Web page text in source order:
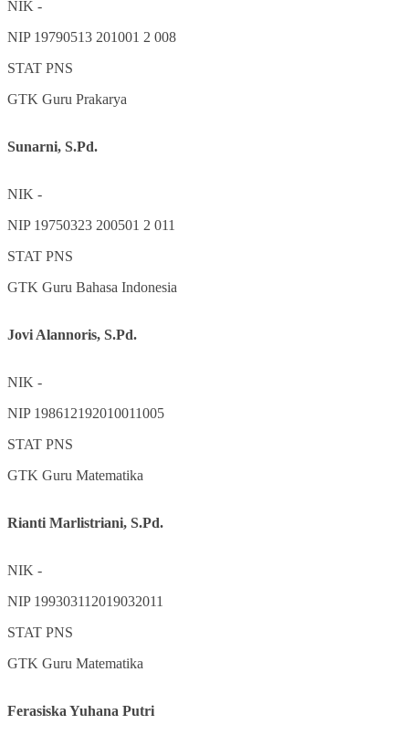
NIK -
NIP 19790513 201001 2 008
STAT PNS
GTK Guru Prakarya
Sunarni, S.Pd.
NIK -
NIP 19750323 200501 2 011
STAT PNS
GTK Guru Bahasa Indonesia
Jovi Alannoris, S.Pd.
NIK -
NIP 198612192010011005
STAT PNS
GTK Guru Matematika
Rianti Marlistriani, S.Pd.
NIK -
NIP 199303112019032011
STAT PNS
GTK Guru Matematika
Ferasiska Yuhana Putri